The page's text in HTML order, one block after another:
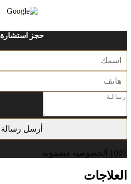
حجز استشارة
100٪ الخصوصية مضمونة
العلاجات